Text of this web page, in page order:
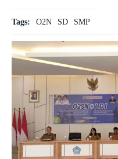
Tags: O2N SD SMP